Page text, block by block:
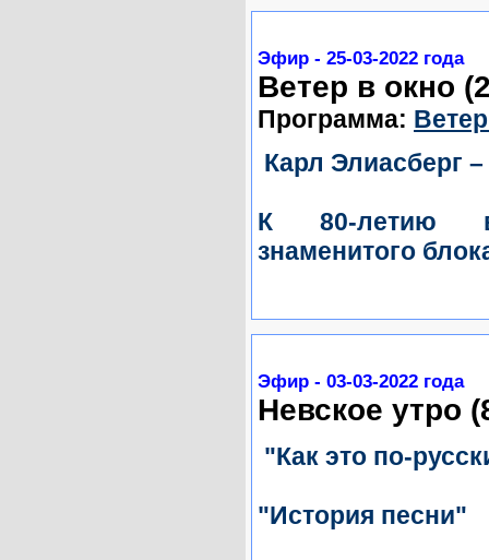
Эфир - 25-03-2022 года
Ветер в окно
Программа:
Карл Элиасберг
К 80-летию
знаменитого
Эфир - 03-03-2022 года
Невское утро
"Как это по-
"История песни"